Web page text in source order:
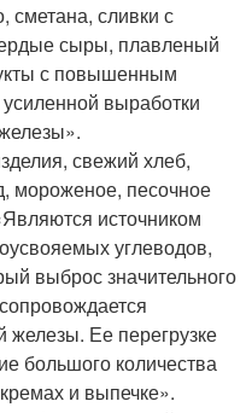
сметана, сливки с
сыры, плавленый
с повышенным
выработки
свежий хлеб,
мороженое, песочное
источником
углеводов,
выброс значительного
железы. Ее перегрузке
большого количества
и выпечке».